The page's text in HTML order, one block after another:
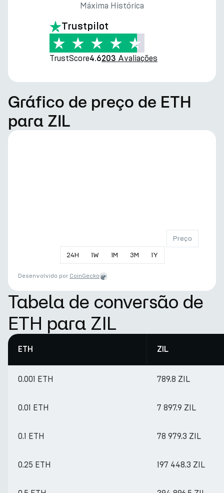
Máxima Histórica
Trustpilot
TrustScore4.6203 Avaliações
Gráfico de preço de ETH
para ZIL
24H 1W 1M 3M 1Y
Preço
Desenvolvido por CoinGecko
Tabela de conversão de
ETH para ZIL
ETH ZIL
0.001 ETH 789.8 ZIL
0.01 ETH 7 897.9 ZIL
0.1 ETH 78 979.3 ZIL
0.25 ETH 197 448.3 ZIL